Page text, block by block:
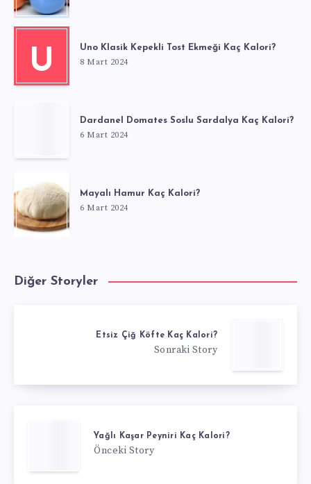
U Uno Klasik Kepekli Tost Ekmeği Kaç Kalori?
8 Mart 2024
Dardanel Domates Soslu Sardalya Kaç Kalori?
6 Mart 2024
Mayalı Hamur Kaç Kalori?
6 Mart 2024
Diğer Storyler
Etsiz Çiğ Köfte Kaç Kalori?
Sonraki Story
Yağlı Kaşar Peyniri Kaç Kalori?
Önceki Story